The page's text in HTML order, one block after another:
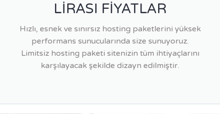
LİRASI FİYATLAR
Hızlı, esnek ve sınırsız hosting paketlerini yüksek
performans sunucularında size sunuyoruz.
Limitsiz hosting paketi sitenizin tüm ihtiyaçlarını
karşılayacak şekilde dizayn edilmiştir.